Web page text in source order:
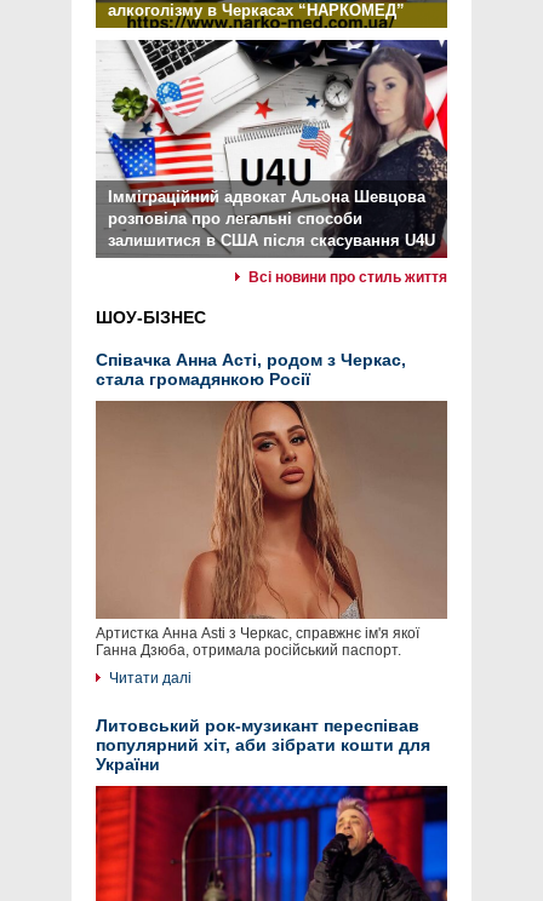
алкоголізму в Черкасах “НАРКОМЕД”
Імміграційний адвокат Альона Шевцова
розповіла про легальні способи
залишитися в США після скасування U4U
Всі новини про стиль життя
ШОУ-БІЗНЕС
Співачка Анна Асті, родом з Черкас,
стала громадянкою Росії
Артистка Анна Asti з Черкас, справжнє ім'я якої
Ганна Дзюба, отримала російський паспорт.
Читати далі
Литовський рок-музикант переспівав
популярний хіт, аби зібрати кошти для
України